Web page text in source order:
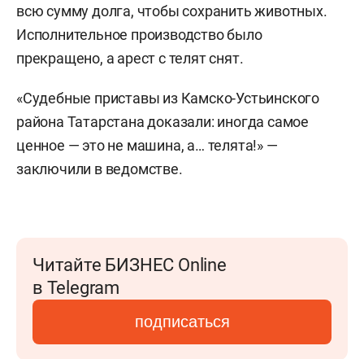
всю сумму долга, чтобы сохранить животных.
Исполнительное производство было
прекращено, а арест с телят снят.
«Судебные приставы из Камско-Устьинского
района Татарстана доказали: иногда самое
ценное — это не машина, а… телята!» —
заключили в ведомстве.
Читайте БИЗНЕС Online
в Telegram
подписаться